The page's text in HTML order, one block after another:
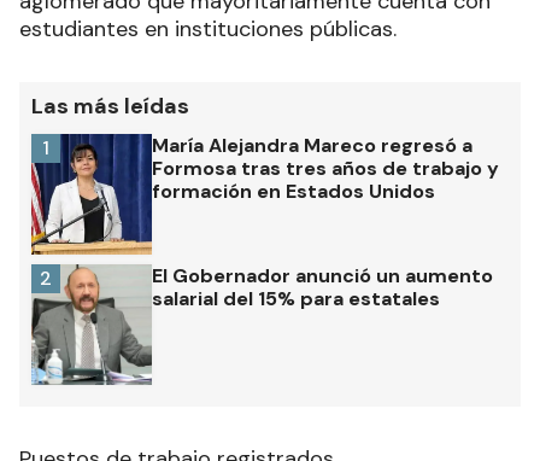
estudiantes en instituciones públicas.
Las más leídas
María Alejandra Mareco regresó a
Formosa tras tres años de trabajo y
formación en Estados Unidos
1
El Gobernador anunció un aumento
salarial del 15% para estatales
2